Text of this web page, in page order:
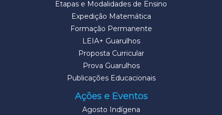
Etapas e Modalidades de Ensino
Expedição Matemática
Formação Permanente
LEIA+ Guarulhos
Proposta Curricular
Prova Guarulhos
Publicações Educacionais
Ações e Eventos
Agosto Indígena